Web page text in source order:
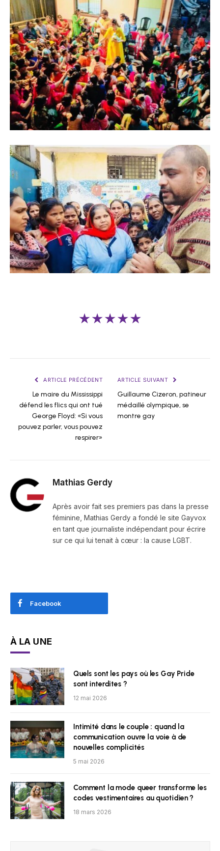
★★★★★
ARTICLE PRÉCÉDENT
Le maire du Mississippi
défend les flics qui ont tué
George Floyd: «Si vous
pouvez parler, vous pouvez
respirer»
ARTICLE SUIVANT
Guillaume Cizeron, patineur
médaillé olympique, se
montre gay
Mathias Gerdy
Après avoir fait ses premiers pas dans la presse
féminine, Mathias Gerdy a fondé le site Gayvox
en tant que journaliste indépendant pour écrire
sur ce qui lui tenait à cœur : la cause LGBT.
Facebook
À LA UNE
Quels sont les pays où les Gay Pride
sont interdites ?
12 mai 2026
Intimité dans le couple : quand la
communication ouvre la voie à de
nouvelles complicités
5 mai 2026
Comment la mode queer transforme les
codes vestimentaires au quotidien ?
18 mars 2026